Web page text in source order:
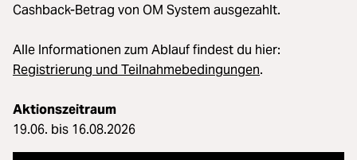
Cashback-Betrag von OM System ausgezahlt.
Alle Informationen zum Ablauf findest du hier:
Registrierung und Teilnahmebedingungen.
Aktionszeitraum
19.06. bis 16.08.2026